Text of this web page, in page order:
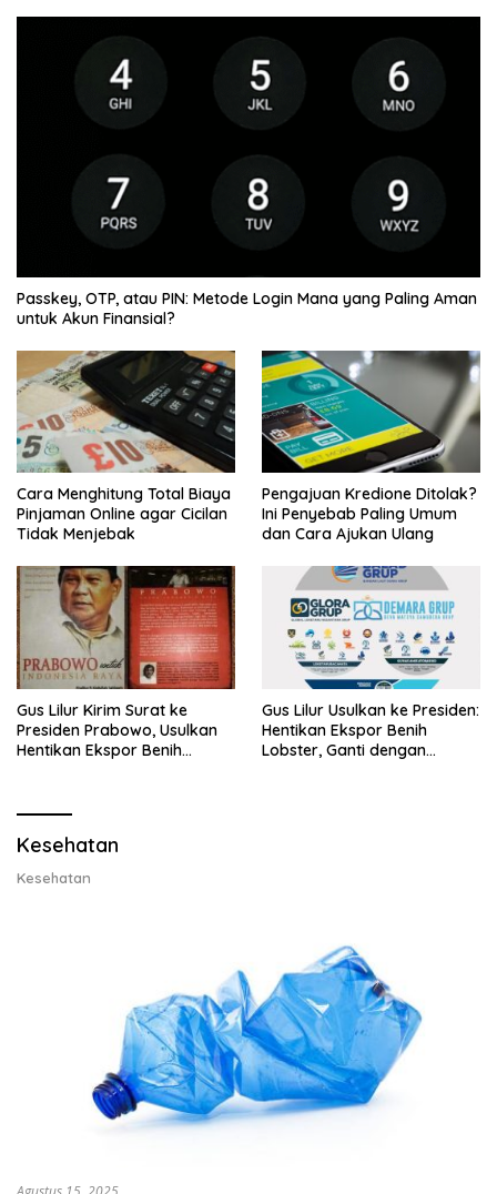
Passkey, OTP, atau PIN: Metode Login Mana yang Paling Aman
untuk Akun Finansial?
Cara Menghitung Total Biaya
Pinjaman Online agar Cicilan
Tidak Menjebak
Pengajuan Kredione Ditolak?
Ini Penyebab Paling Umum
dan Cara Ajukan Ulang
Gus Lilur Kirim Surat ke
Presiden Prabowo, Usulkan
Hentikan Ekspor Benih
Gus Lilur Usulkan ke Presiden:
Hentikan Ekspor Benih
Lobster, Ganti dengan
Kesehatan
Kesehatan